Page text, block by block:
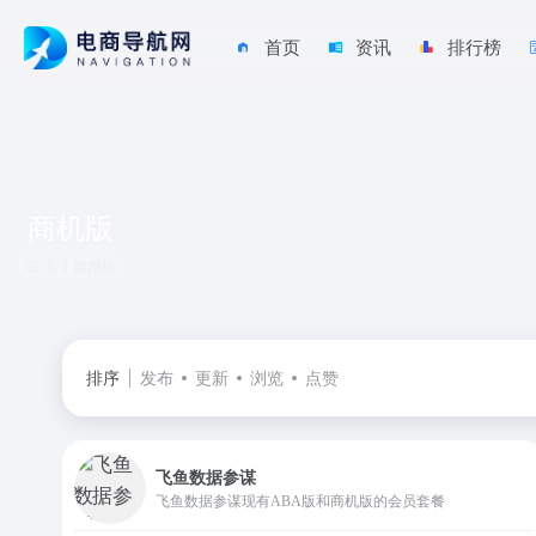
首页 资讯 排行榜
排序 发布 更新 浏览 点赞
飞鱼数据参谋
飞鱼数据参谋现有ABA版和商机版的会员套餐